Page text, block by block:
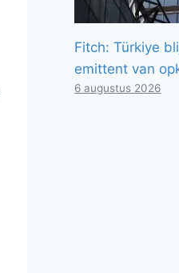
Fitch: Türkiye
emittent van
6 augustus 2026